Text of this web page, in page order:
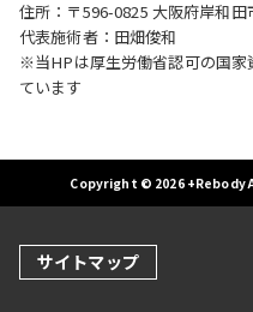
住所：〒596-0825 大阪府岸和田
代表施術者：田畑俊和
※当HPは厚生労働省認可の国家
ています
Copyright © 2026
サイトマップ